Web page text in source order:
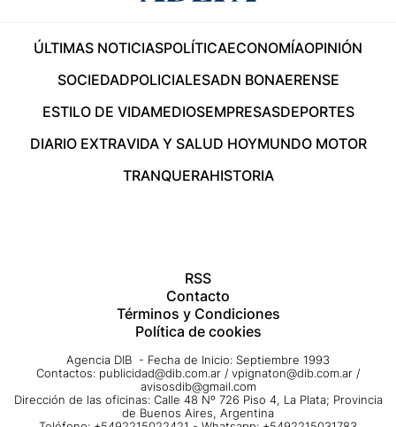
ÚLTIMAS NOTICIASPOLÍTICAECONOMÍAOPINIÓN
SOCIEDADPOLICIALESADN BONAERENSE
ESTILO DE VIDAMEDIOSEMPRESASDEPORTES
DIARIO EXTRAVIDA Y SALUD HOYMUNDO MOTOR
TRANQUERAHISTORIA
RSS
Contacto
Términos y Condiciones
Política de cookies
Agencia DIB - Fecha de Inicio: Septiembre 1993
Contactos: publicidad@dib.com.ar / vpignaton@dib.com.ar /
avisosdib@gmail.com
Dirección de las oficinas: Calle 48 Nº 726 Piso 4, La Plata; Provincia
de Buenos Aires, Argentina